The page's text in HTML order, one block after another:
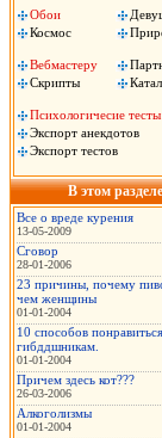
Обои
Космос
Вебмастеру
Скрипты
Психологичесие тесты
Экспорт анекдотов
Экспорт тестов
В этом разделе
Все о вреде курения
13-05-2009
Сговор
28-01-2006
23 причины, почему
чем женщины
01-01-2004
10 способов понравиться
гибддшникам.
01-01-2004
Причем здесь кот???
26-03-2006
Алкоголизмы
01-01-2004